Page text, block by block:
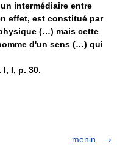
intermédiaire entre
effet, est constitué par
(…) mais cette
d'un sens (…) qui
I, I, p. 30.
menin